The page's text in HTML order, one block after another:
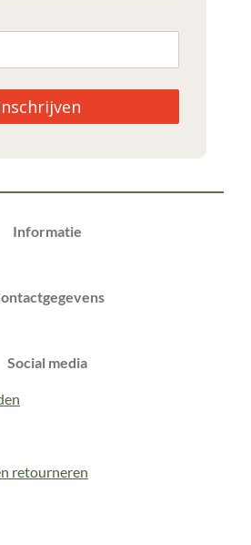
Informatie
Social media
retourneren